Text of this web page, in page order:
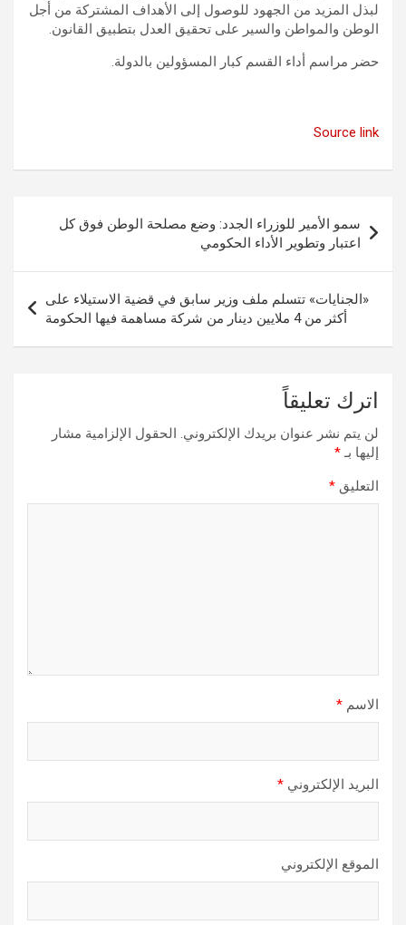
لبذل المزيد من الجهود للوصول إلى الأهداف المشتركة من أجل
الوطن والمواطن والسير على تحقيق العدل بتطبيق القانون.
حضر مراسم أداء القسم كبار المسؤولين بالدولة.
Source link
المقالات
سمو الأمير للوزراء الجدد: وضع مصلحة الوطن فوق كل
اعتبار وتطوير الأداء الحكومي
«الجنايات» تتسلم ملف وزير سابق في قضية الاستيلاء على
أكثر من 4 ملايين دينار من شركة مساهمة فيها الحكومة
اترك تعليقاً
لن يتم نشر عنوان بريدك الإلكتروني. الحقول الإلزامية مشار
إليها بـ*
التعليق *
الاسم *
البريد الإلكتروني *
الموقع الإلكتروني